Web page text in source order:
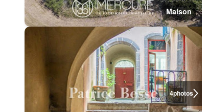
Maison
4photos